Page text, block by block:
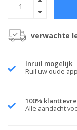
verwachte
Inruil mogelijk
Ruil uw oude
100%
Alle aandacht